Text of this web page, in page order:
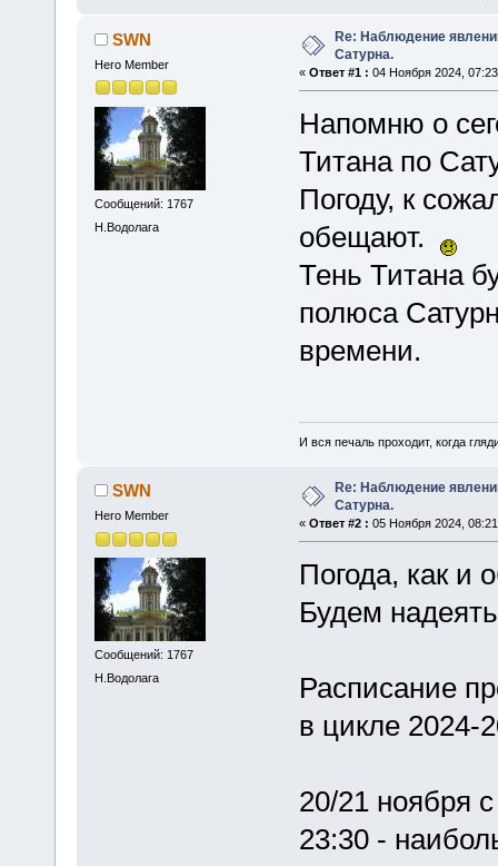
SWN
Hero Member
Сообщений: 1767
Н.Водолага
Re: Наблюдение
Сатурна.
« Ответ #1 : 04 Ноября 2024,
Напомню о
Титана по
Погоду, к
обещают.
Тень Титана
полюса
времени.
И вся печаль проходит, когда
SWN
Hero Member
Сообщений: 1767
Н.Водолага
Re: Наблюдение
Сатурна.
« Ответ #2 : 05 Ноября 2024,
Погода, как и
Будем
Расписание
в цикле 2024-
20/21 ноября
23:30 -